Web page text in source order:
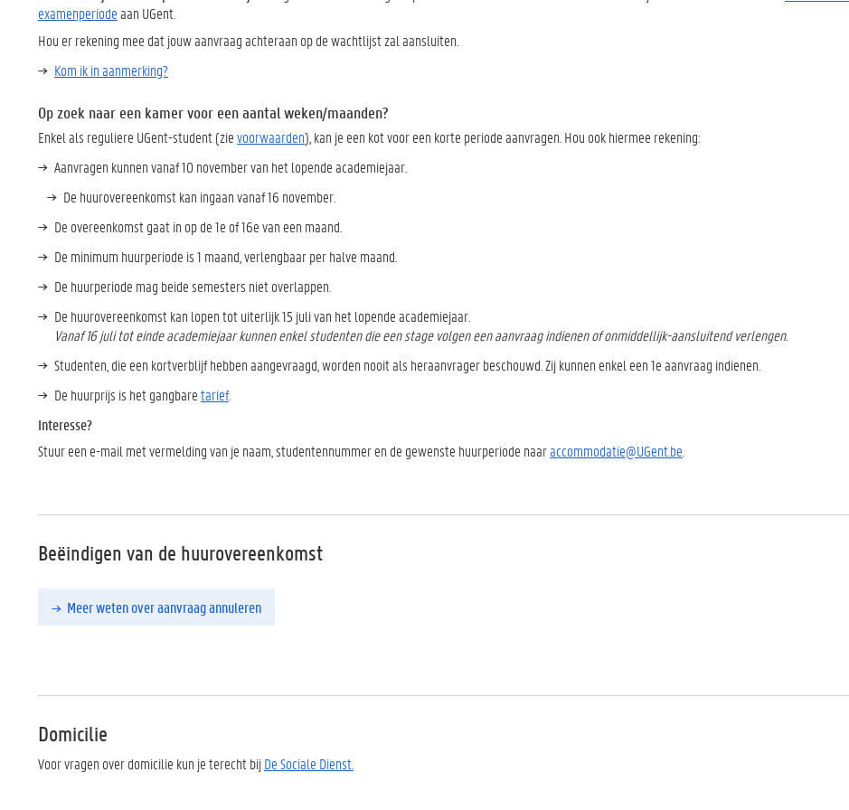
examenperiodeaan UGent.
Hou er rekening mee dat jouw aanvraag achteraan op de wachtlijst zal aansluiten.
Kom ik in aanmerking?
Op zoek naar een kamer voor een aantal weken/maanden?
Enkel als reguliere UGent-student (zievoorwaarden), kan je een kot voor een korte periode aanvragen. Hou ook hiermee rekening:
Aanvragen kunnen vanaf 10 november van het lopende academiejaar.
De huurovereenkomst kan ingaan vanaf 16 november.
De overeenkomst gaat in op de 1e of 16e van een maand.
De minimum huurperiode is 1 maand, verlengbaar per halve maand.
De huurperiode mag beide semesters niet overlappen.
De huurovereenkomst kan lopen tot uiterlijk 15 juli van het lopende academiejaar.
Vanaf 16 juli tot einde academiejaar kunnen enkel studenten die een stage volgen een aanvraag indienen of onmiddellijk-aansluitend verlengen.
Studenten, die een kortverblijf hebben aangevraagd, worden nooit als heraanvrager beschouwd. Zij kunnen enkel een 1e aanvraag indienen.
De huurprijs is het gangbaretarief.
Interesse?
Stuur een e-mail met vermelding van je naam, studentennummer en de gewenste huurperiode naaraccommodatie@UGent.be
Beëindigen van de huurovereenkomst
Meer weten over aanvraag annuleren
Domicilie
Voor vragen over domicilie kun je terecht bijDe Sociale Dienst.